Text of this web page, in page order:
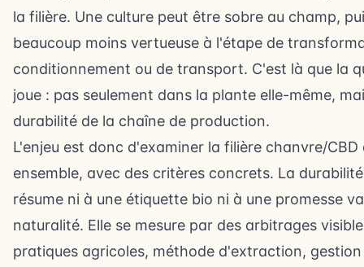
la filière. Une culture peut être sobre au champ,
beaucoup moins vertueuse à l'étape de
conditionnement ou de transport. C'est là que la
joue : pas seulement dans la plante elle-même,
durabilité de la chaîne de production.
L'enjeu est donc d'examiner la filière chanvre/CBD
ensemble, avec des critères concrets. La
résume ni à une étiquette bio ni à une promesse
naturalité. Elle se mesure par des arbitrages
pratiques agricoles, méthode d'extraction, gestion